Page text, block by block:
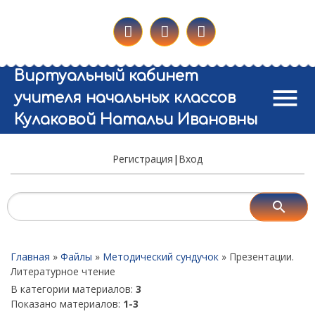
Виртуальный кабинет
учителя начальных классов
Кулаковой Натальи Ивановны
menu
Регистрация | Вход
Главная » Файлы » Методический сундучок » Презентации.
Литературное чтение
В категории материалов: 3
Показано материалов: 1-3